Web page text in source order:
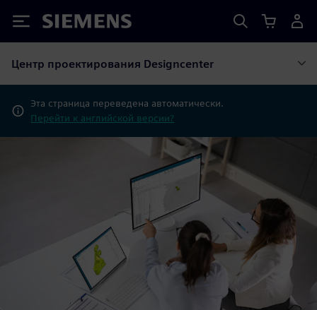
Siemens
Центр проектирования Designcenter
Эта страница переведена автоматически.
Перейти к английской версии?